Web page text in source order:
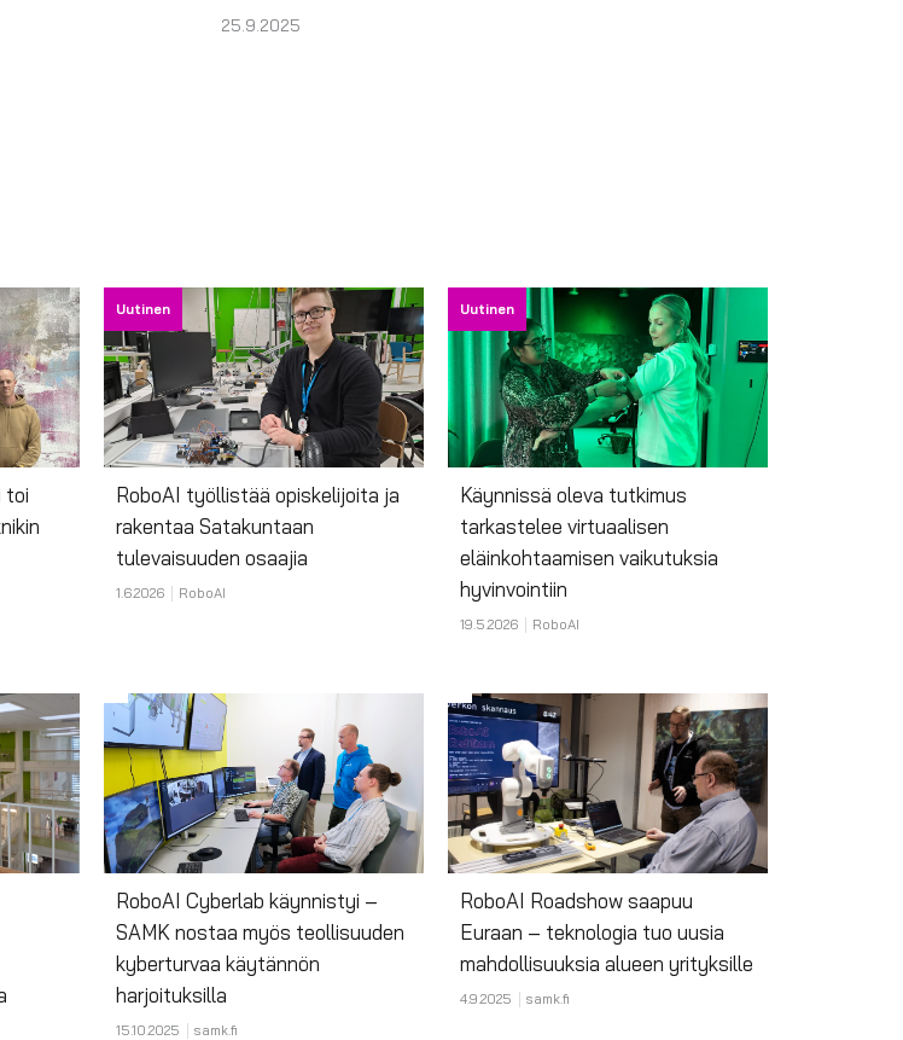
25.9.2025
toi
Uutinen
RoboAI työllistää opiskelijoita ja
rakentaa Satakuntaan
tulevaisuuden osaajia
1.6.2026 RoboAI
Uutinen
Käynnissä oleva tutkimus
tarkastelee virtuaalisen
eläinkohtaamisen vaikutuksia
hyvinvointiin
19.5.2026 RoboAI
RoboAI Cyberlab käynnistyi –
SAMK nostaa myös teollisuuden
kyberturvaa käytännön
harjoituksilla
15.10.2025 samk.fi
RoboAI Roadshow saapuu
Euraan – teknologia tuo uusia
mahdollisuuksia alueen yrityksille
4.9.2025 samk.fi